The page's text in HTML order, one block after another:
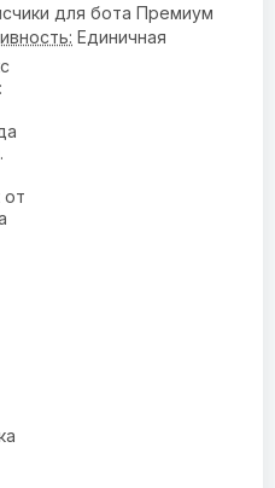
для бота Премиум
Единичная
:
от